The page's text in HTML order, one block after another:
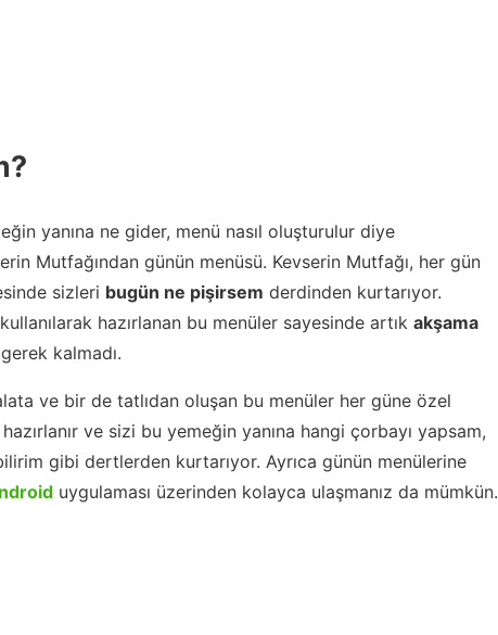
yanına ne gider, menü nasıl oluşturulur diye
Mutfağından günün menüsü. Kevserin Mutfağı, her gün
sizleri bugün ne pişirsem derdinden kurtarıyor.
hazırlanan bu menüler sayesinde artık akşama
kalmadı.
ve bir de tatlıdan oluşan bu menüler her güne özel
ve sizi bu yemeğin yanına hangi çorbayı yapsam,
gibi dertlerden kurtarıyor. Ayrıca günün menülerine
uygulaması üzerinden kolayca ulaşmanız da mümkün.